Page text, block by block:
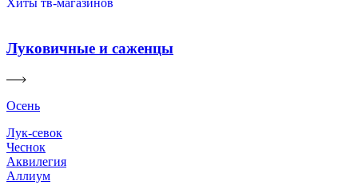
Хиты тв-магазинов
Луковичные и саженцы
Осень
Лук-севок
Чеснок
Аквилегия
Аллиум